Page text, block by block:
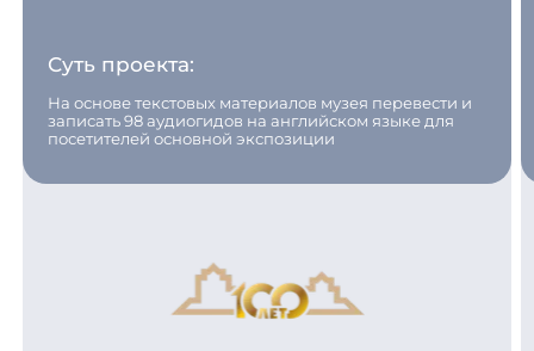
Суть проекта:
На основе текстовых материалов музея перевести и
записать 98 аудиогидов на английском языке для
посетителей основной экспозиции